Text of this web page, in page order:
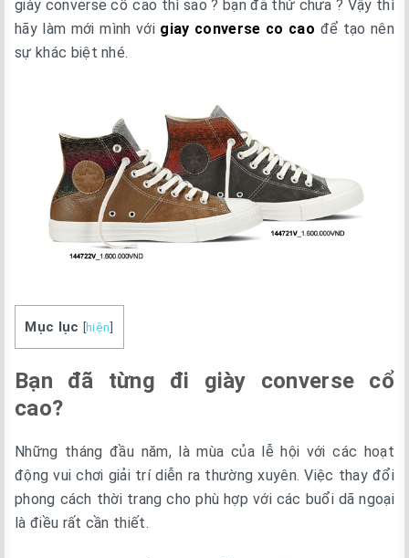
giày converse cổ cao thì sao ? bạn đã thử chưa ? Vậy thì
hãy làm mới mình với giay converse co cao để tạo nên
sự khác biệt nhé.
Mục lục [hiện]
Bạn đã từng đi giày converse cổ
cao?
Những tháng đầu năm, là mùa của lễ hội với các hoạt
động vui chơi giải trí diễn ra thường xuyên. Việc thay đổi
phong cách thời trang cho phù hợp với các buổi dã ngoại
là điều rất cần thiết.